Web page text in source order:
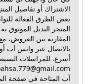
الاشتراك أو تفاصيل
بعض الطرق الفعالة
المتجر البديل الموثوق
المقارنة بين العروض،
بالاتصال عبر واتس آب
أسرع. للمراسلات
آب المتاحة في صفحة